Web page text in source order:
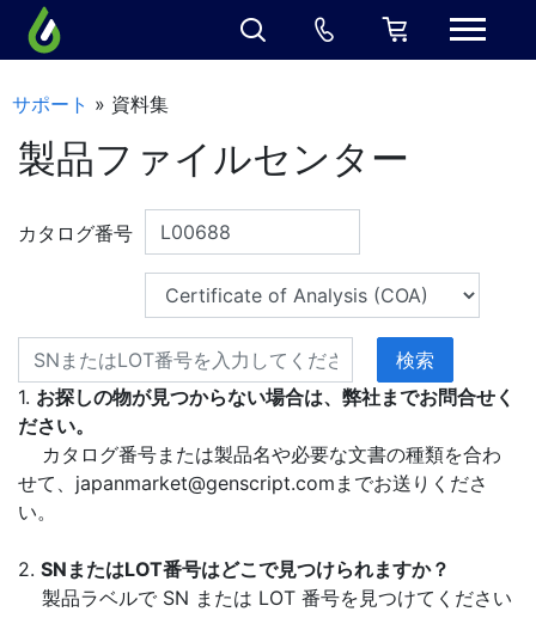
サポート » 資料集
製品ファイルセンター
カタログ番号
1. お探しの物が見つからない場合は、弊社までお問合せく
ださい。
カタログ番号または製品名や必要な文書の種類を合わ
せて、 japanmarket@genscript.com までお送りくださ
い。
2. SNまたはLOT番号はどこで見つけられますか？
製品ラベルで SN または LOT 番号を見つけてください